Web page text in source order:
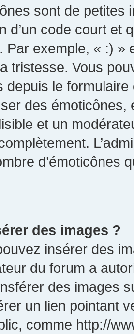
sont de petites
d’un code court et
Par exemple, « :) »
tristesse. Vous
depuis le
des
et un
d’émoticônes
des images ?
insérer des
du forum a
des images
un lien pointant
comme http://